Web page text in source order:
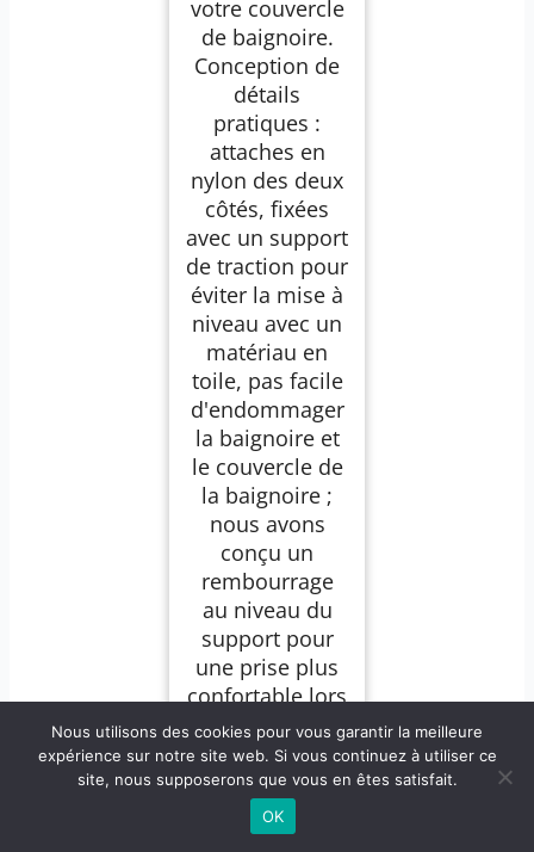
votre couvercle
de baignoire.
Conception de
détails
pratiques :
attaches en
nylon des deux
côtés, fixées
avec un support
de traction pour
éviter la mise à
niveau avec un
matériau en
toile, pas facile
d'endommager
la baignoire et
le couvercle de
la baignoire ;
nous avons
conçu un
rembourrage
au niveau du
support pour
une prise plus
confortable lors
du
retournement
du support ;
nous avons
également
Nous utilisons des cookies pour vous garantir la meilleure
expérience sur notre site web. Si vous continuez à utiliser ce
site, nous supposerons que vous en êtes satisfait.
OK